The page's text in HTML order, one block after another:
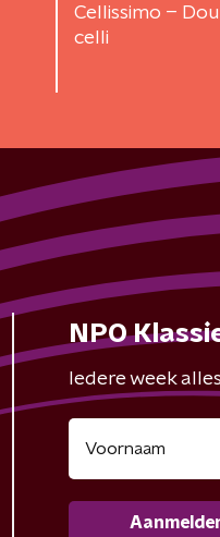
Cellissimo –
celli
NPO
Iedere week